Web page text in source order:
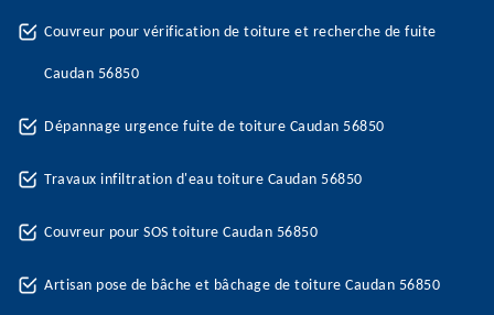
Couvreur pour vérification de toiture et recherche de fuite
Caudan 56850
Dépannage urgence fuite de toiture Caudan 56850
Travaux infiltration d'eau toiture Caudan 56850
Couvreur pour SOS toiture Caudan 56850
Artisan pose de bâche et bâchage de toiture Caudan 56850